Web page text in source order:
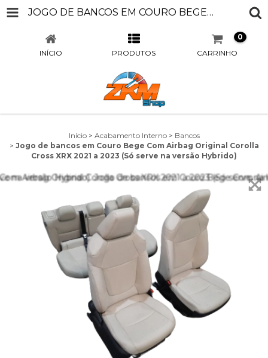
JOGO DE BANCOS EM COURO BEGE COM AIRBAG ORIGINAL COROLLA CROSS XRX 2021 A 2023 (SÓ SERVE NA VERSÃO HYBRIDO)
INÍCIO PRODUTOS CARRINHO
0
Início > Acabamento Interno > Bancos
> Jogo de bancos em Couro Bege Com Airbag Original Corolla
Cross XRX 2021 a 2023 (Só serve na versão Hybrido)